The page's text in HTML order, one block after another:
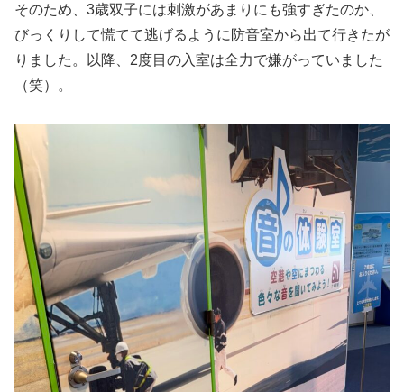
そのため、3歳双子には刺激があまりにも強すぎたのか、
びっくりして慌てて逃げるように防音室から出て行きたが
りました。以降、2度目の入室は全力で嫌がっていました
（笑）。